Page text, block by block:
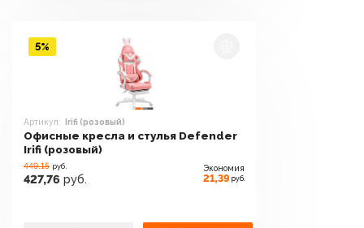
Артикул: Irifi (розовый)
Офисные кресла и стулья Defender
Irifi (розовый)
449.15 руб.
427,76 руб.
Экономия
21,39 руб.
5%